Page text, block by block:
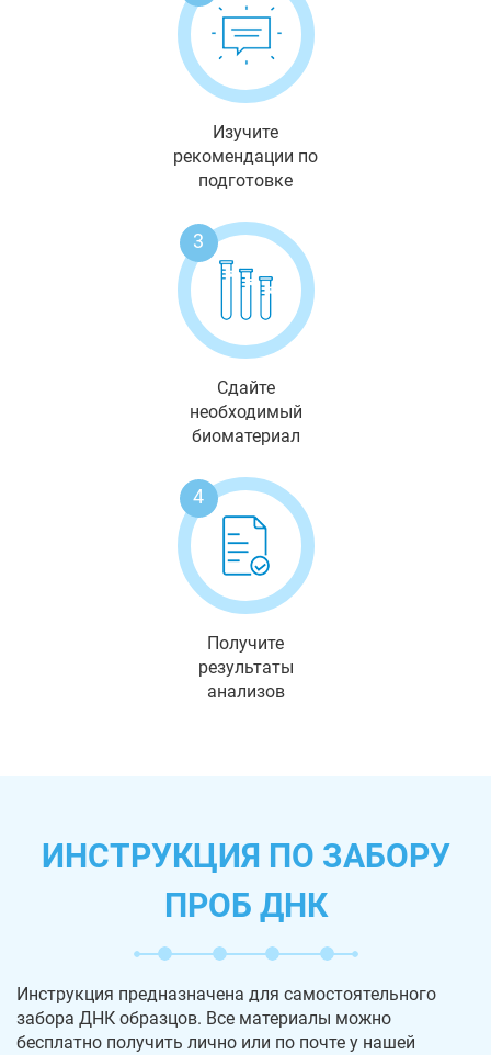
Изучите
рекомендации по
подготовке
3
Сдайте
необходимый
биоматериал
4
Получите
результаты
анализов
ИНСТРУКЦИЯ ПО ЗАБОРУ
ПРОБ ДНК
Инструкция предназначена для самостоятельного
забора ДНК образцов. Все материалы можно
бесплатно получить лично или по почте у нашей